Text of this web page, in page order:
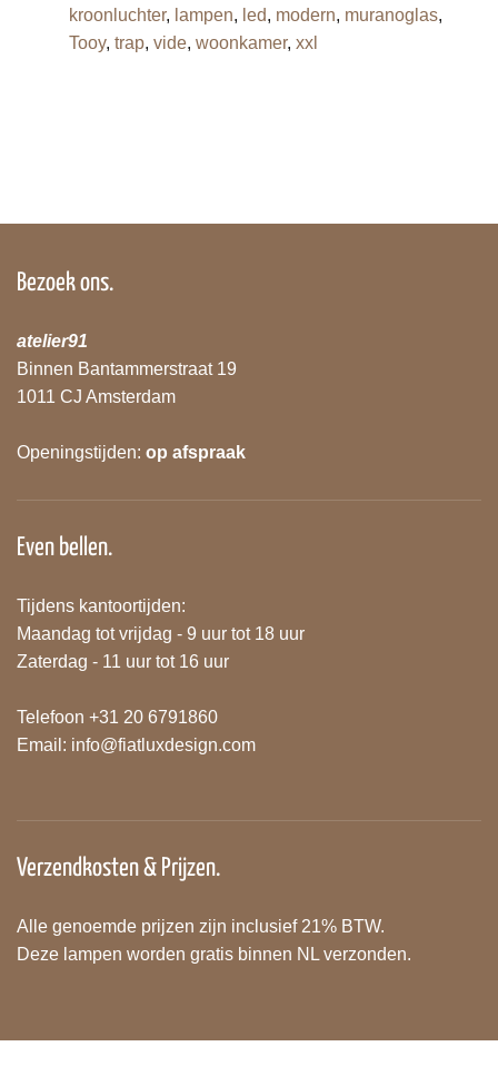
kroonluchter, lampen, led, modern, muranoglas,
Tooy, trap, vide, woonkamer, xxl
Bezoek ons.
atelier91
Binnen Bantammerstraat 19
1011 CJ Amsterdam
Openingstijden: op afspraak
Even bellen.
Tijdens kantoortijden:
Maandag tot vrijdag - 9 uur tot 18 uur
Zaterdag - 11 uur tot 16 uur
Telefoon +31 20 6791860
Email: info@fiatluxdesign.com
Verzendkosten & Prijzen.
Alle genoemde prijzen zijn inclusief 21% BTW.
Deze lampen worden gratis binnen NL verzonden.